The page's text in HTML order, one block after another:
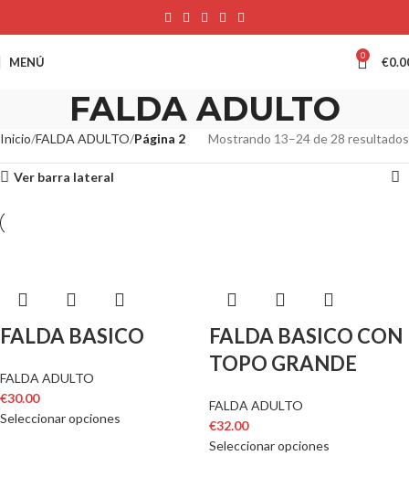
MENÚ 0 €
FALDA ADULTO
Inicio FALDA ADULTO Página 2 Mostrando 13–24 de 28 resultados
Ver barra lateral
FALDA BASICO
FALDA ADULTO
€30.00
Seleccionar opciones
FALDA BASICO CON
TOPO GRANDE
FALDA ADULTO
€32.00
Seleccionar opciones